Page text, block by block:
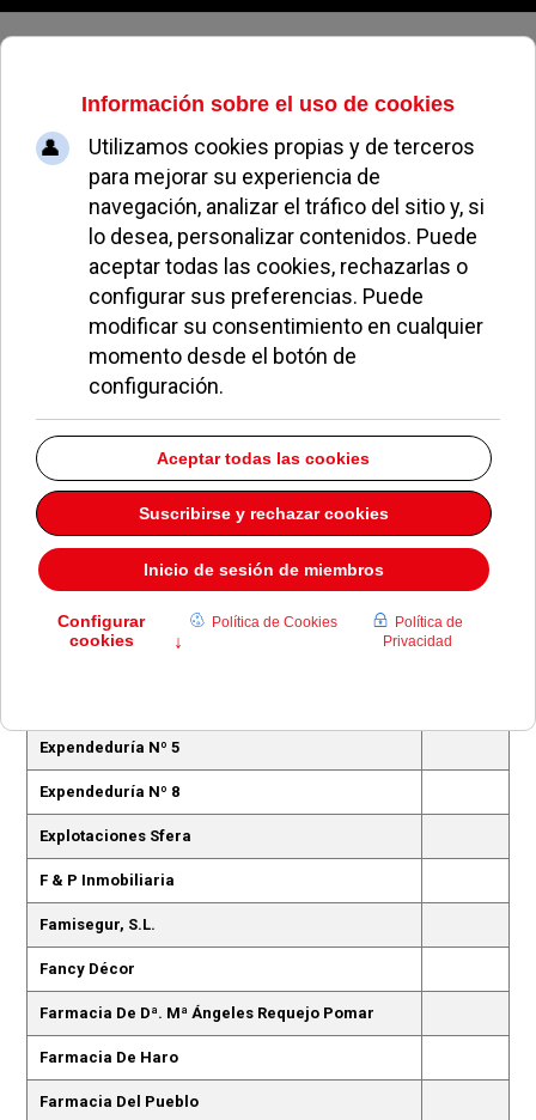
Sábado, 08 de agosto de 2026
Comercios en
Pozuelo de Alarcón
Tabla de contactos,
Nombre Detalles
Europa Sport Car
Europa-20
Eurostars I-Hotel****
Evocas Consulting, S.L.
Excavaciones En Mina Y Urbanizaciones Emiur,
S.L.
Expendeduría De Tabacos Nº1
Expendeduría Nº 5
Expendeduría Nº 8
Explotaciones Sfera
F & P Inmobiliaria
Famisegur, S.L.
Fancy Décor
Farmacia De Dª. Mª Ángeles Requejo Pomar
Farmacia De Haro
Farmacia Del Pueblo